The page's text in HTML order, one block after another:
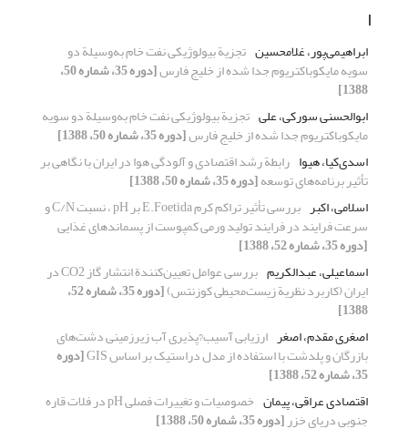
ا
ابراهیمی‌پور، غلامحسین تجزیة بیولوژیکی نفت خام به‌وسیلة دو
سویه مایکوباکتریوم جدا شده از خلیج فارس [دوره 35، شماره 50،
1388]
ابوالحسنی سورکی، علی تجزیة بیولوژیکی نفت خام به‌وسیلة دو سویه
مایکوباکتریوم جدا شده از خلیج فارس[دوره 35، شماره 50، 1388]
اسدی‌کیا، هیوا رابطة رشد اقتصادی و آلودگی هوا در ایران با نگاهی بر
تأثیر برنامه‌های توسعه[دوره 35، شماره 50، 1388]
اسلامی، اکبر
بررسی تأثیر تراکم کرم E.Foetida بر pH ، نسبت C/N و
سرعت فرایند در فرایند تولید ورمی کمپوست از پسماندهای غذایی
[دوره 35، شماره 52، 1388]
اسماعیلی، عبدالکریم
بررسی عوامل تعیین‌کنندة انتشار گاز CO2 در
ایران (کاربرد نظریة زیست‌محیطی کوزنتس) [دوره 35، شماره 52،
1388]
اصغری مقدم، اصغر ارزیابی آسیب?پذیری آب زیرزمینی دشت‌های
بازرگان و پلدشت با استفاده از مدل دراستیک بر اساس GIS [دوره
35، شماره 52، 1388]
اقتصادی عراقی، پیمان
خصوصیات و تغییرات فصلی pH در فلات قاره
جنوبی دریای خزر[دوره 35، شماره 50، 1388]